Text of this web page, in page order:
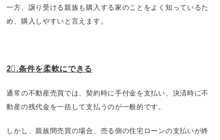
一方、譲り受ける親族も購入する家のことをよく知っているた
め、購入しやすいと言えます。
2⃣.条件を柔軟にできる
通常の不動産売買では、契約時に手付金を支払い、決済時に不
動産の残代金を一括して支払うのが一般的です。
しかし、親族間売買の場合、売る側の住宅ローンの支払いが終